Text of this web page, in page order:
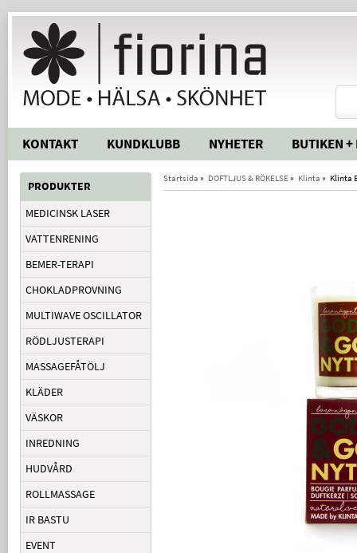
KONTAKT KUNDKLUBB NYHETER BUTIKEN +
PRODUKTER
MEDICINSK LASER
VATTENRENING
BEMER-TERAPI
CHOKLADPROVNING
MULTIWAVE OSCILLATOR
RÖDLJUSTERAPI
MASSAGEFÅTÖLJ
KLÄDER
VÄSKOR
INREDNING
HUDVÅRD
ROLLMASSAGE
IR BASTU
EVENT
Startsida » DOFTLJUS & RÖKELSE » Klinta » Klinta